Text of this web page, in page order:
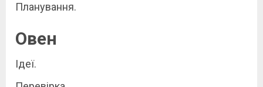
Планування.
Овен
Ідеї.